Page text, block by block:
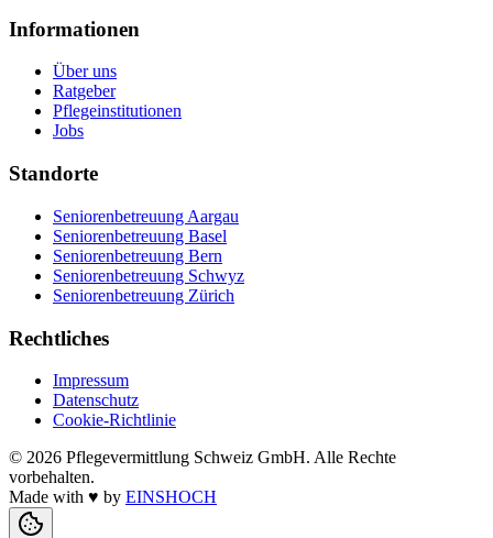
Informationen
Über uns
Ratgeber
Pflegeinstitutionen
Jobs
Standorte
Seniorenbetreuung Aargau
Seniorenbetreuung Basel
Seniorenbetreuung Bern
Seniorenbetreuung Schwyz
Seniorenbetreuung Zürich
Rechtliches
Impressum
Datenschutz
Cookie-Richtlinie
© 2026 Pflegevermittlung Schweiz GmbH. Alle Rechte
vorbehalten.
Made with ♥ by EINSHOCH